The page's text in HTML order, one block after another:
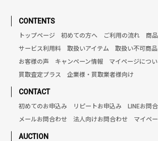
CONTENTS
トップページ 初めての方へ ご利用の流れ
商
サービス利用料
取扱いアイテム 取扱い不可商品
お客様の声
キャンペーン情報 マイページにつ
買取査定プラス
企業様・買取業者様向け
CONTACT
初めてのお申込み リピートお申込み
LINEお問
メールお問合わせ
法人向けお問合わせ マイペ
AUCTION